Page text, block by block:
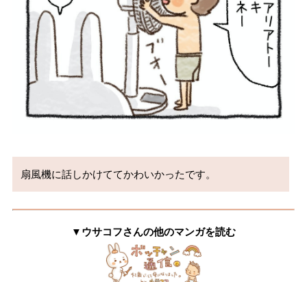
扇風機に話しかけててかわいかったです。
▼ウサコフさんの他のマンガを読む